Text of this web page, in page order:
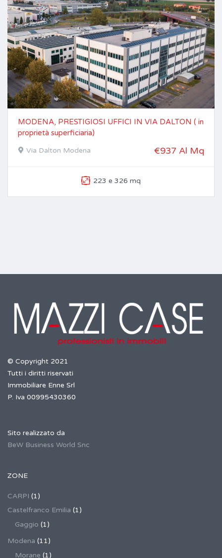
MODENA, PRESTIGIOSI UFFICI IN VIA DALTON ( in
proprietà superficiaria)
Via Dalton Modena €937 Al Mq
223 e 326 mq
© Copyright 2021
Tutti i diritti riservati
Immobiliare Enne Srl
P. Iva 00995430360
Sito realizzato da
BeW Business World Snc
ZONE
CARPI (1)
Castelfranco Emilia (1)
Gaggio (1)
Modena (11)
Morane (1)